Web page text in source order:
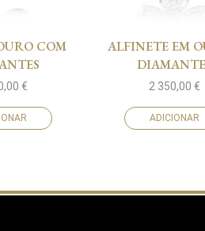
COM
€
ALFINETE EM
2 350,00€
ADICIONAR